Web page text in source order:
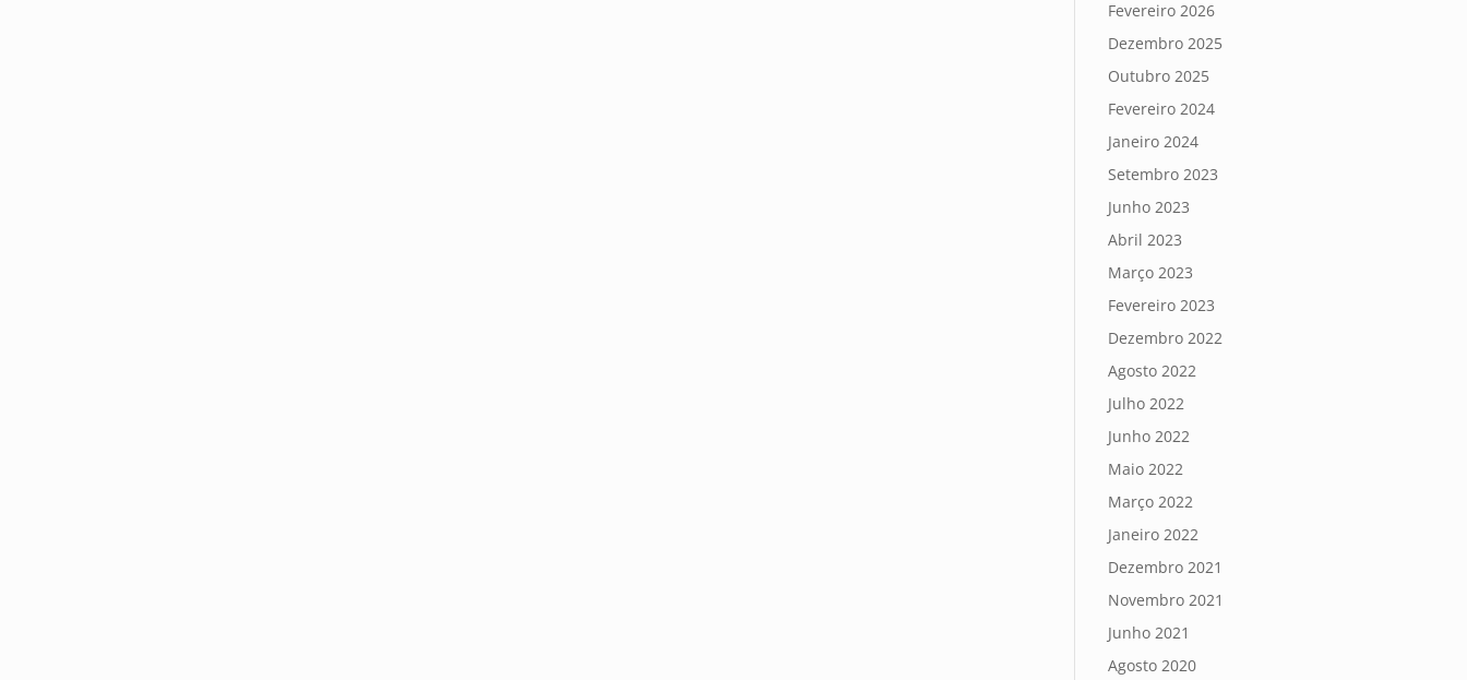
Fevereiro 2026
Dezembro 2025
Outubro 2025
Fevereiro 2024
Janeiro 2024
Setembro 2023
Junho 2023
Abril 2023
Março 2023
Fevereiro 2023
Dezembro 2022
Agosto 2022
Julho 2022
Junho 2022
Maio 2022
Março 2022
Janeiro 2022
Dezembro 2021
Novembro 2021
Junho 2021
Agosto 2020